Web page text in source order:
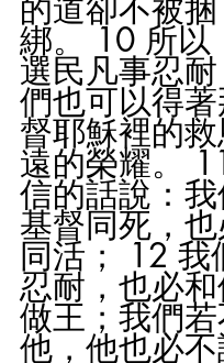
綁。 10 所以
選民凡事忍
們也可以得
督耶穌裡的
遠的榮耀。
信的話說：
基督同死，
同活； 12 我
忍耐，也必
做王；我們
他，他也必